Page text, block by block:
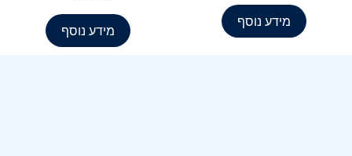
מידע נוסף
מידע נוסף